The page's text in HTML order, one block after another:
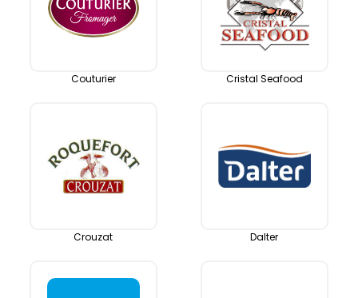
Couturier Cristal Seafood
Crouzat Dalter